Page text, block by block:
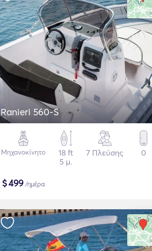
Ranieri 560-S
Μηχανοκίνητο
18 ft
5 μ.
7 Πλεύσης 0
$499/ημέρα